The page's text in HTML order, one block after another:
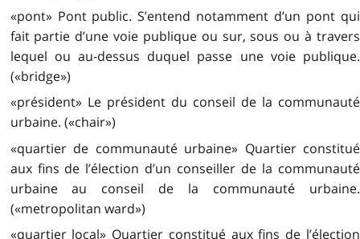
«pont» Pont public. S’entend notamment d’un pont qui
fait partie d’une voie publique ou sur, sous ou à travers
lequel ou au-dessus duquel passe une voie publique.
(«bridge»)
«président» Le président du conseil de la communauté
urbaine. («chair»)
«quartier de communauté urbaine» Quartier constitué
aux fins de l’élection d’un conseiller de la communauté
urbaine au conseil de la communauté urbaine.
(«metropolitan ward»)
«quartier local» Quartier constitué aux fins de l’élection